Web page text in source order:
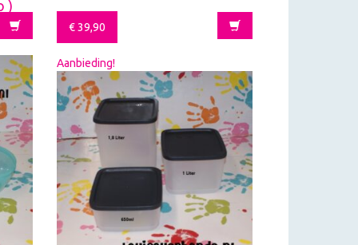
)
€39,90
Aanbieding!